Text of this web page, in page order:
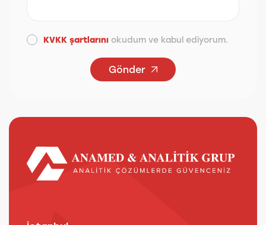
KVKK şartlarını okudum ve kabul ediyorum.
Gönder